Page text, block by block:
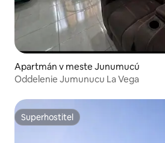
Apartmán v meste Junumucú
Oddelenie Jumunucu La Vega
Superhostiteľ
Superhostiteľ